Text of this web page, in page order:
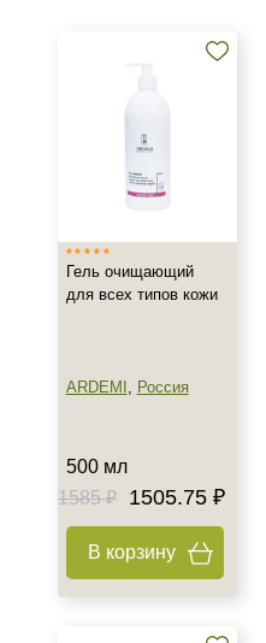
Испания
Россия
Показать еще
Гель
Крем
Показать еще
Класс косметики
Гель очищающий
для всех типов кожи
ARDEMI , Россия
500 мл
1585 ₽
1505.75 ₽
В корзину